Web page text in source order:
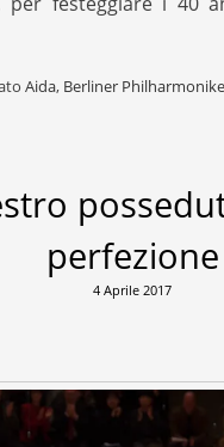
Aida, Berliner
perfezione
4 Aprile 2017